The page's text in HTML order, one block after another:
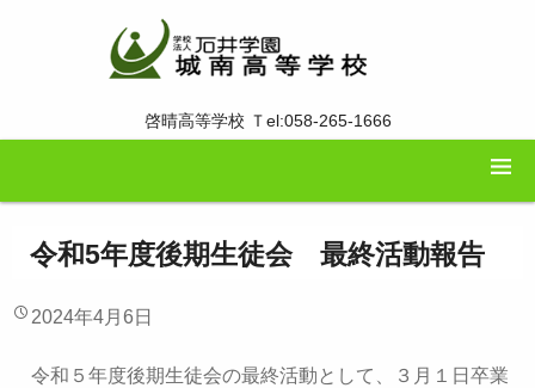
啓晴高等学校 Ｔel:058-265-1666
令和5年度後期生徒会 最終活動報告
2024年4月6日
令和５年度後期生徒会の最終活動として、３月１日卒業